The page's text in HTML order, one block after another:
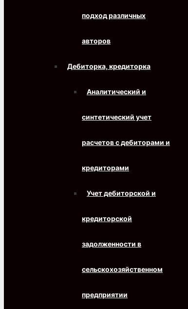
подход различных
авторов
Дебиторка, кредиторка
Аналитический и
синтетический учет
расчетов с дебиторами и
кредиторами
Учет дебиторской и
кредиторской
задолженности в
сельскохозяйственном
предприятии